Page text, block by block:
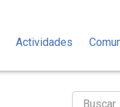
Actividades
Buscar: